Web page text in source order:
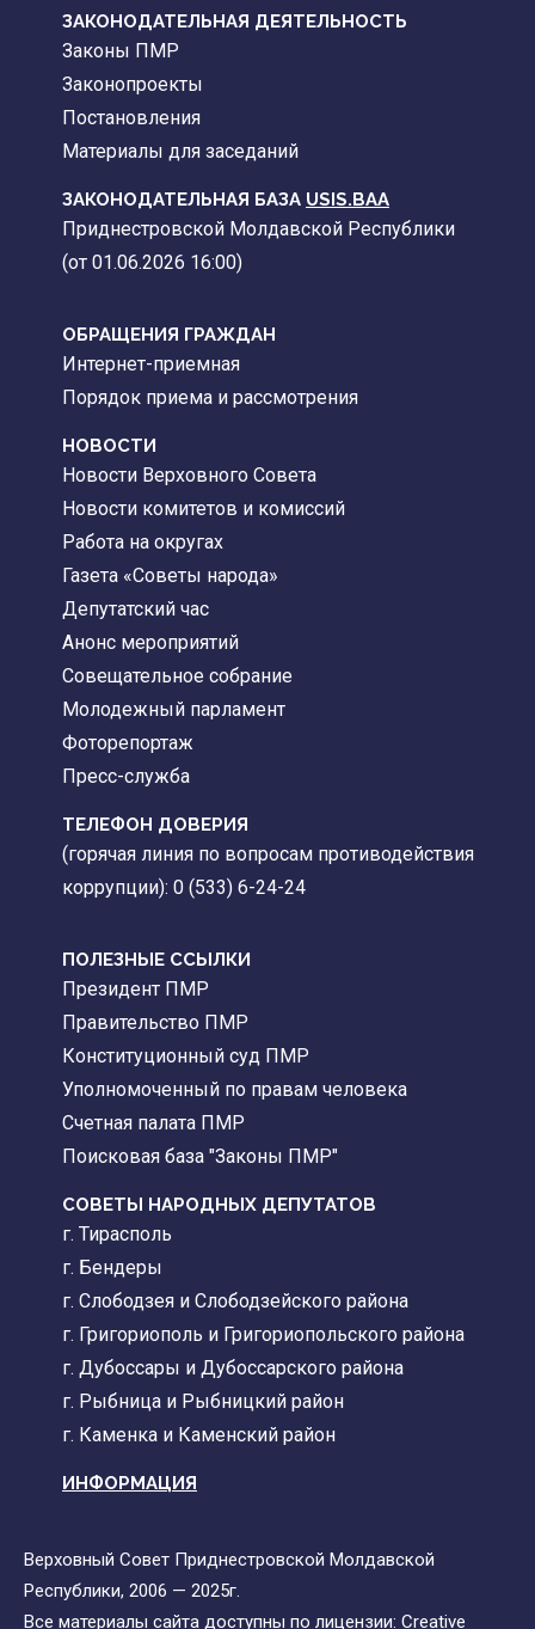
ЗАКОНОДАТЕЛЬНАЯ ДЕЯТЕЛЬНОСТЬ
Законы ПМР
Законопроекты
Постановления
Материалы для заседаний
ЗАКОНОДАТЕЛЬНАЯ БАЗА USIS.BAA
Приднестровской Молдавской Республики
(от 01.06.2026 16:00)
ОБРАЩЕНИЯ ГРАЖДАН
Интернет-приемная
Порядок приема и рассмотрения
НОВОСТИ
Новости Верховного Совета
Новости комитетов и комиссий
Работа на округах
Газета «Советы народа»
Депутатский час
Анонс мероприятий
Совещательное собрание
Молодежный парламент
Фоторепортаж
Пресс-служба
ТЕЛЕФОН ДОВЕРИЯ
(горячая линия по вопросам противодействия
коррупции): 0 (533) 6-24-24
ПОЛЕЗНЫЕ ССЫЛКИ
Президент ПМР
Правительство ПМР
Конституционный суд ПМР
Уполномоченный по правам человека
Счетная палата ПМР
Поисковая база "Законы ПМР"
СОВЕТЫ НАРОДНЫХ ДЕПУТАТОВ
г. Тирасполь
г. Бендеры
г. Слободзея и Слободзейского района
г. Григориополь и Григориопольского района
г. Дубоссары и Дубоссарского района
г. Рыбница и Рыбницкий район
г. Каменка и Каменский район
ИНФОРМАЦИЯ
Верховный Совет Приднестровской Молдавской
Республики, 2006 — 2025г.
Все материалы сайта доступны по лицензии: Creative